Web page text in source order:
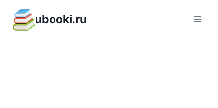
содержимому
ubooki.ru